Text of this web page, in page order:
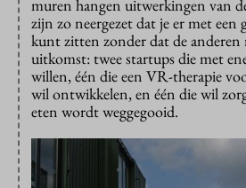
muren hangen uitwerkingen van
zijn zo neergezet dat je er met een
kunt zitten zonder dat de anderen
uitkomst: twee startups die met
willen, één die een VR-therapie
wil ontwikkelen, en één die wil
eten wordt weggegooid.